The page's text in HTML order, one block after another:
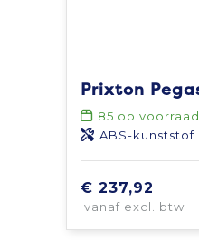
85 op voorraad
ABS-kunststof
€ 237,92
vanaf excl. btw